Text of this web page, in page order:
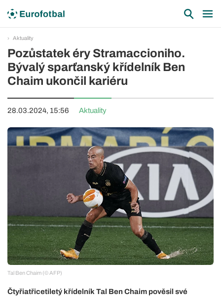
Aktuality
Pozůstatek éry Stramaccioniho.
Bývalý sparťanský křídelník Ben
Chaim ukončil kariéru
28.03.2024, 15:56 Aktuality
Tal Ben Chaim (© AFP)
Čtyřiatřicetiletý křídelník Tal Ben Chaim pověsil své